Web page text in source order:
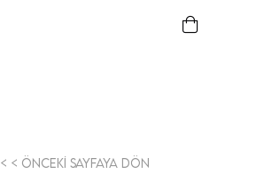
< < Önceki Sayfaya Dön